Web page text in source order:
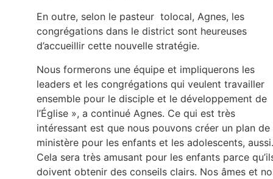
En outre, selon le pasteur tolocal, Agnes, les
congrégations dans le district sont heureuses
d’accueillir cette nouvelle stratégie.
Nous formerons une équipe et impliquerons les
leaders et les congrégations qui veulent travailler
ensemble pour le disciple et le développement de
l’Église », a continué Agnes. Ce qui est très
intéressant est que nous pouvons créer un plan de
ministère pour les enfants et les adolescents, aussi.
Cela sera très amusant pour les enfants parce
doivent obtenir des conseils clairs. Nos âmes et